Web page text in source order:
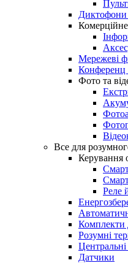
Диктофони
Мережеві
Конференц
Фото та
Все для
Керування
Реле
Комплекти
Розумні
Датчики